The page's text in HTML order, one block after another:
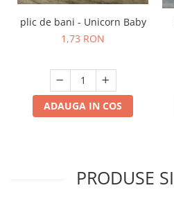
plic de bani - Unicorn Baby
1,73 RON
ADAUGA IN COS
PRODUSE